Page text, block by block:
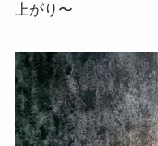
上がり〜